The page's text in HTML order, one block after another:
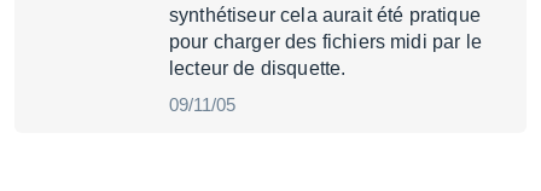
synthétiseur cela aurait été pratique
pour charger des fichiers midi par le
lecteur de disquette.
09/11/05